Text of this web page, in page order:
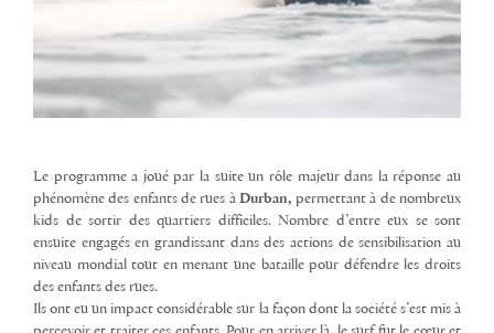
Le programme a joué par la suite un rôle majeur dans la réponse au
phénomène des enfants de rues à Durban, permettant à de nombreux
kids de sortir des quartiers difficiles. Nombre d’entre eux se sont
ensuite engagés en grandissant dans des actions de sensibilisation au
niveau mondial tout en menant une bataille pour défendre les droits
des enfants des rues.
Ils ont eu un impact considérable sur la façon dont la société s’est mis à